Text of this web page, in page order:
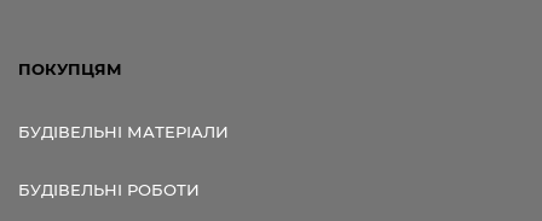
ПОКУПЦЯМ
БУДІВЕЛЬНІ МАТЕРІАЛИ
БУДІВЕЛЬНІ РОБОТИ